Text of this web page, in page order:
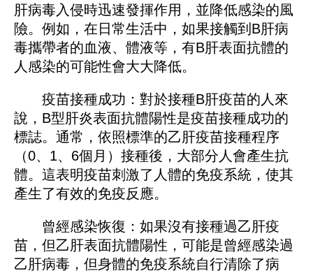
肝病毒入侵時迅速發揮作用，並降低感染的風
險。例如，在日常生活中，如果接觸到B肝病
毒攜帶者的血液、體液等，有B肝表面抗體的
人感染的可能性會大大降低。
疫苗接種成功：對於接種B肝疫苗的人來
說，B型肝炎表面抗體陽性是疫苗接種成功的
標誌。通常，依照標準的乙肝疫苗接種程序
（0、1、6個月）接種後，大部分人會產生抗
體。這表明疫苗刺激了人體的免疫系統，使其
產生了有效的免疫反應。
曾經感染恢復：如果沒有接種過乙肝疫
苗，但乙肝表面抗體陽性，可能是曾經感染過
乙肝病毒，但身體的免疫系統自行清除了病